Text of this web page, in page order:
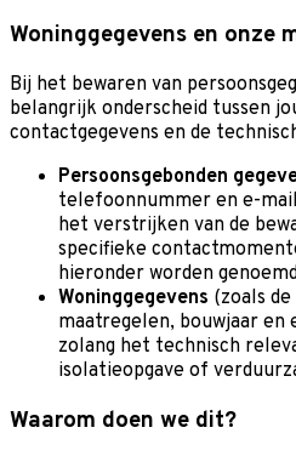
Woninggegevens en onze
Bij het bewaren van
belangrijk onderscheid tussen
contactgegevens en de
Persoonsgebonden
telefoonnummer en e-
het verstrijken van de
specifieke
hieronder worden
Woninggegevens (zoals
maatregelen, bouwjaar en
zolang het technisch
isolatieopgave of
Waarom doen we dit?